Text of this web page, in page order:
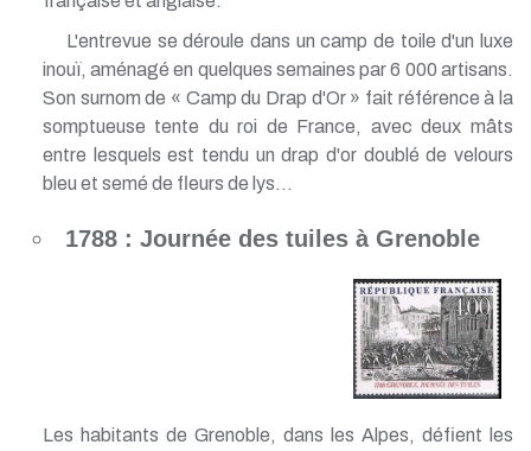
L'entrevue se déroule dans un camp de toile d'un luxe
inouï, aménagé en quelques semaines par 6 000 artisans.
Son surnom de « Camp du Drap d'Or » fait référence à la
somptueuse tente du roi de France, avec deux mâts
entre lesquels est tendu un drap d'or doublé de velours
bleu et semé de fleurs de lys...
1788 : Journée des tuiles à Grenoble
Les habitants de Grenoble, dans les Alpes, défient les